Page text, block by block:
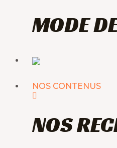
MODE
NOS CONTENUS
NOS